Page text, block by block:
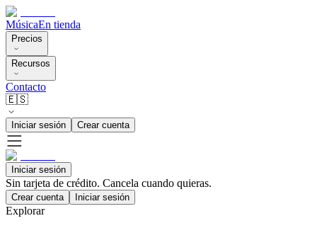
MúsicaEn tienda
Precios
Recursos
Contacto
🇪🇸
Iniciar sesión Crear cuenta
Iniciar sesión
Sin tarjeta de crédito. Cancela cuando quieras.
Crear cuenta Iniciar sesión
Explorar